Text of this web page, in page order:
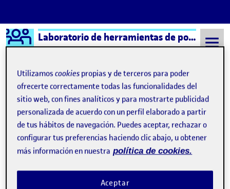
Saltar al contenido
Logo Ágora Laboratorio de herramientas de portafolios aula 2
Semestre 20212 - Aula 2 Uncategorized
Uncategorized
¡Bienvenidos y bienvenidas!
Publicado por
Quelic Berga Carreras
Fecha de publicación9 septiembre, 2021 2:49 pm
Utilizamoscookies propias y de terceros para poder
ofrecerte correctamente todas las funcionalidades del
sitio web, con fines analíticos y para mostrarte publicidad
personalizada de acuerdo con un perfil elaborado a partir
de tus hábitos de navegación. Puedes aceptar, rechazar o
configurar tus preferencias haciendo clic abajo, u obtener
más información en nuestra política de cookies.
Aceptar